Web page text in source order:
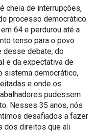
cheia de interrupções,
processo democrático.
64 e perdurou até a
tenso para o povo
desse debate, do
e da expectativa de
sistema democrático,
e onde os
pudessem
Nesses 35 anos, nós
desafiados a fazer
dos direitos que ali